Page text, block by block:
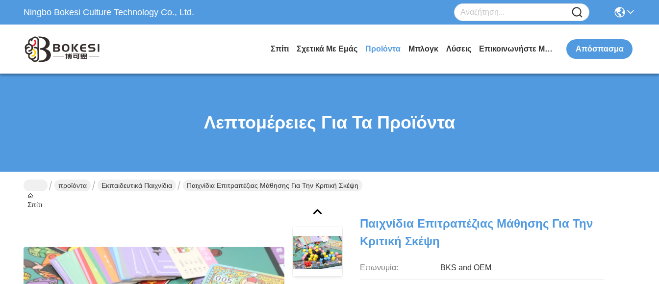
Ningbo Bokesi Culture Technology Co., Ltd.
Σπίτι Σχετικά Με Εμάς Προϊόντα Μπλογκ Λύσεις Επικοινωνήστε Μαζί Μας Απόσπασμα
Λεπτομέρειες Για Τα Προϊόντα
Σπίτι
προϊόντα Εκπαιδευτικά Παιχνίδια Παιχνίδια Επιτραπέζιας Μάθησης Για Την Κριτική Σκέψη
Παιχνίδια Επιτραπέζιας Μάθησης Για Την
Κριτική Σκέψη
Επωνυμία: BKS and OEM